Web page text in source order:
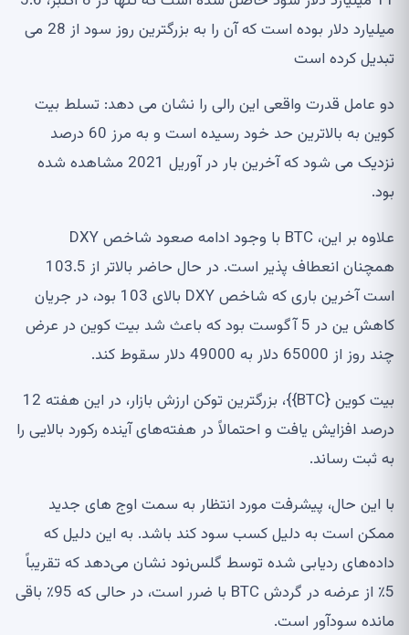
میلیارد دلار بوده است که آن را به بزرگترین روز سود از 28 می
کرده است
عامل قدرت واقعی این رالی را نشان می دهد: تسلط بیت
کوین به بالاترین حد خود رسیده است و به مرز 60 درصد
نزدیک می شود که آخرین بار در آوریل 2021 مشاهده شده
علاوه بر این، BTC با وجود ادامه صعود شاخص DXY
همچنان انعطاف پذیر است. در حال حاضر بالاتر از 103.5
است آخرین باری که شاخص DXY بالای 103 بود، در جریان
کاهش ین در 5 آگوست بود که باعث شد بیت کوین در عرض
از 65000 دلار به 49000 دلار سقوط کند.
بیت کوین {BTC}}، بزرگترین توکن ارزش بازار، در این هفته 12
افزایش یافت و احتمالاً در هفته‌های آینده رکورد بالایی را
ثبت رساند.
این حال، پیشرفت مورد انتظار به سمت اوج های جدید
است به دلیل کسب سود کند باشد. به این دلیل که
ردیابی شده توسط گلس‌نود نشان می‌دهد که تقریباً
5٪ از عرضه در گردش BTC با ضرر است، در حالی که 95٪ باقی
سودآور است.